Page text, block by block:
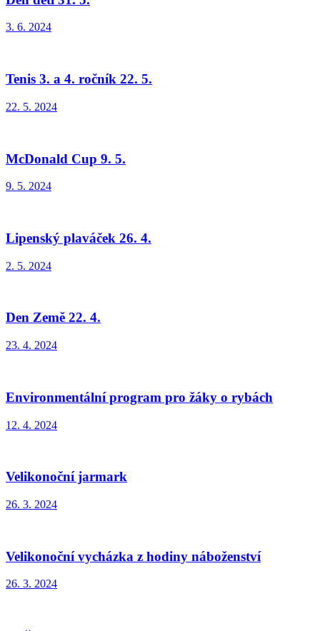
3. 6. 2024
Tenis 3. a 4. ročník 22. 5.
22. 5. 2024
McDonald Cup 9. 5.
9. 5. 2024
Lipenský plaváček 26. 4.
2. 5. 2024
Den Země 22. 4.
23. 4. 2024
Environmentální program pro žáky o rybách
12. 4. 2024
Velikonoční jarmark
26. 3. 2024
Velikonoční vycházka z hodiny náboženství
26. 3. 2024